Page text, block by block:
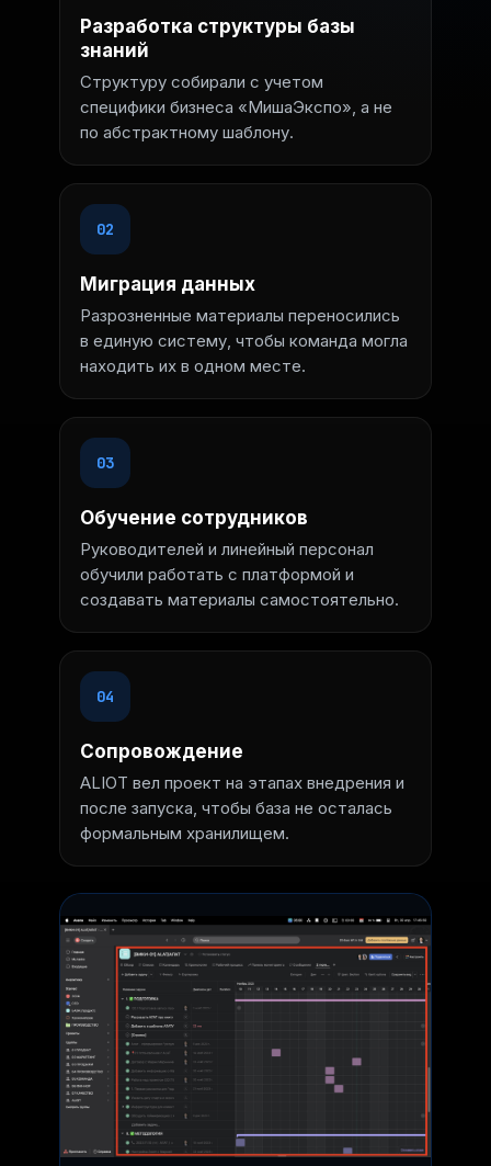
Разработка структуры базы
знаний
Структуру собирали с учетом
специфики бизнеса «МишаЭкспо», а не
по абстрактному шаблону.
02
Миграция данных
Разрозненные материалы переносились
в единую систему, чтобы команда могла
находить их в одном месте.
03
Обучение сотрудников
Руководителей и линейный персонал
обучили работать с платформой и
создавать материалы самостоятельно.
04
Сопровождение
ALIOT вел проект на этапах внедрения и
после запуска, чтобы база не осталась
формальным хранилищем.